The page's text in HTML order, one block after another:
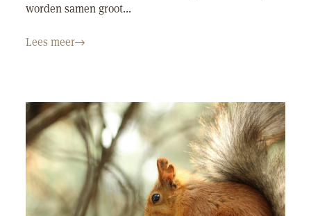
worden samen groot...
Lees meer